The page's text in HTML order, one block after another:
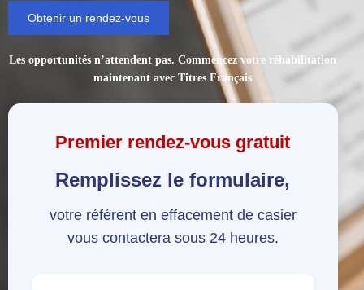
Obtenir un rendez-vous
Les opportunités n’attendent pas. Commencez votre réhabilitation
maintenant avecTitres Français
Premier rendez-vous gratuit
Remplissez le formulaire,
votre référent en effacement de casier
vous contactera sous 24 heures.